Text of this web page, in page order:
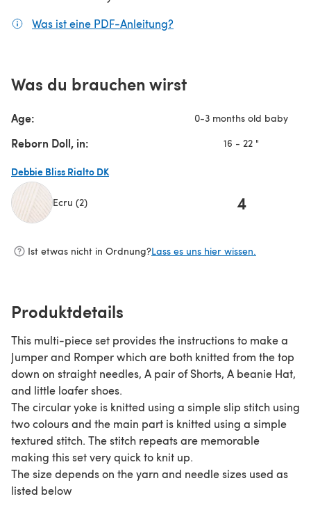
Was ist eine PDF-Anleitung?
Was du brauchen wirst
Age: 0-3 months old baby
Reborn Doll, in: 16 - 22 "
Debbie Bliss Rialto DK
Ecru (2) 4
Ist etwas nicht in Ordnung?Lass es uns hier wissen.
Produktdetails
This multi-piece set provides the instructions to make a
Jumper and Romper which are both knitted from the top
down on straight needles, A pair of Shorts, A beanie Hat,
and little loafer shoes.
The circular yoke is knitted using a simple slip stitch using
two colours and the main part is knitted using a simple
textured stitch. The stitch repeats are memorable
making this set very quick to knit up.
The size depends on the yarn and needle sizes used as
listed below